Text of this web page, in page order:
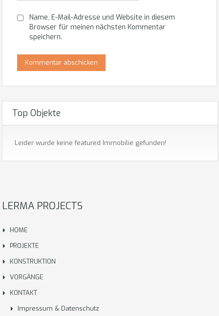
Name, E-Mail-Adresse und Website in diesem
Browser für meinen nächsten Kommentar
speichern.
Top Objekte
Leider wurde keine featured Immobilie gefunden!
LERMA PROJECTS
HOME
PROJEKTE
KONSTRUKTION
VORGÄNGE
KONTAKT
Impressum & Datenschutz